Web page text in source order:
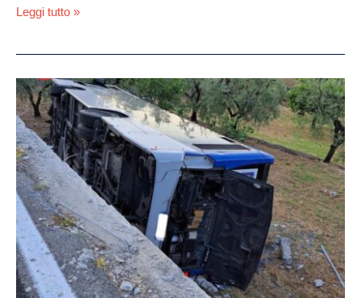
Leggi tutto »
Incidente
a
Formia,
autobus
esce
di
strada
e
si
ribalta:
morto
un
passeggero